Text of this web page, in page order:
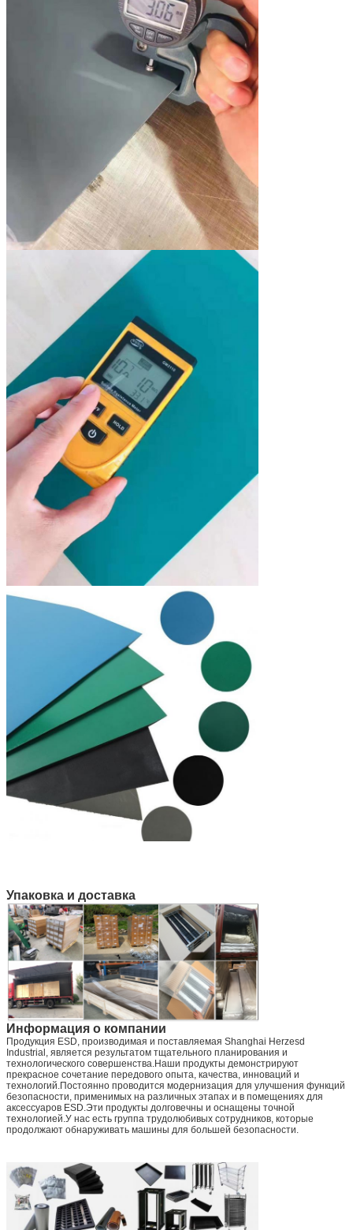
Упаковка и доставка
Информация о компании
Продукция ESD, производимая и поставляемая Shanghai Herzesd
Industrial, является результатом тщательного планирования и
технологического совершенства.Наши продукты демонстрируют
прекрасное сочетание передового опыта, качества, инноваций и
технологий.Постоянно проводится модернизация для улучшения функций
безопасности, применимых на различных этапах и в помещениях для
аксессуаров ESD.Эти продукты долговечны и оснащены точной
технологией.У нас есть группа трудолюбивых сотрудников, которые
продолжают обнаруживать машины для большей безопасности.